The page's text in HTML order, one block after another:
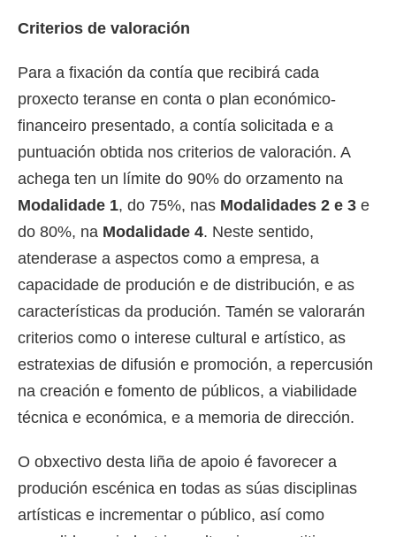
Criterios de valoración
Para a fixación da contía que recibirá cada
proxecto teranse en conta o plan económico-
financeiro presentado, a contía solicitada e a
puntuación obtida nos criterios de valoración. A
achega ten un límite do 90% do orzamento na
Modalidade 1, do 75%, nas Modalidades 2 e 3 e
do 80%, na Modalidade 4. Neste sentido,
atenderase a aspectos como a empresa, a
capacidade de produción e de distribución, e as
características da produción. Tamén se valorarán
criterios como o interese cultural e artístico, as
estratexias de difusión e promoción, a repercusión
na creación e fomento de públicos, a viabilidade
técnica e económica, e a memoria de dirección.
O obxectivo desta liña de apoio é favorecer a
produción escénica en todas as súas disciplinas
artísticas e incrementar o público, así como